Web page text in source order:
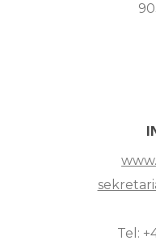
Tel: